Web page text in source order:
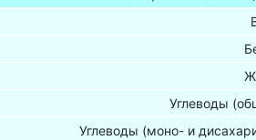
Углеводы
Углеводы (моно- и